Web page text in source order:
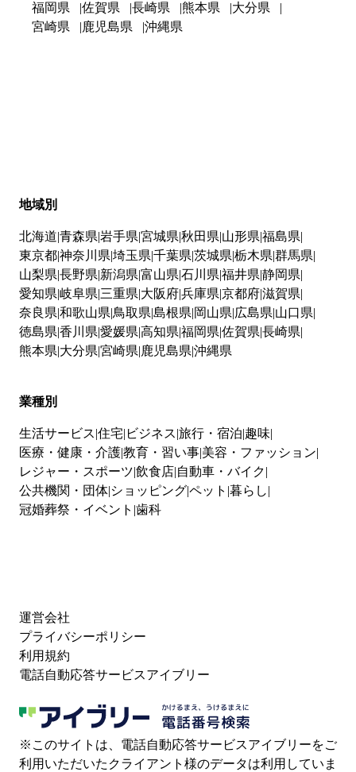
福岡県 佐賀県 長崎県 熊本県
大分県
宮崎県
鹿児島県 沖縄県
地域別
北海道 青森県 岩手県 宮城県 秋田県 山形県 福島県
東京都神奈川県 埼玉県 千葉県 茨城県 栃木県 群馬県
山梨県 長野県 新潟県 富山県 石川県 福井県 静岡県
愛知県 岐阜県 三重県 大阪府兵庫県 京都府滋賀県
奈良県 和歌山県 鳥取県 島根県 岡山県 広島県 山口県
徳島県 香川県 愛媛県 高知県 福岡県 佐賀県 長崎県
熊本県 大分県 宮崎県 鹿児島県 沖縄県
業種別
生活サービス 住宅 ビジネス 旅行・宿泊 趣味
医療・健康・介護教育・習い事 美容・ファッション
レジャー・スポーツ 飲食店 自動車・バイク
公共機関・団体 ショッピングペット 暮らし
冠婚葬祭・イベント 歯科
運営会社
プライバシーポリシー
利用規約
電話自動応答サービスアイブリー
※このサイトは、電話自動応答サービスアイブリーをご
利用いただいたクライアント様のデータは利用していま